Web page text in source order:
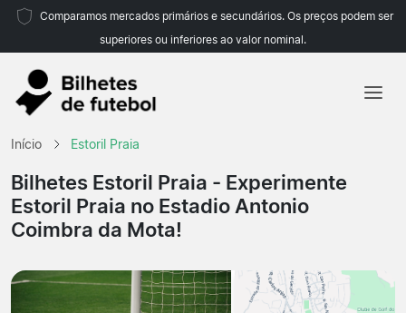
Comparamos mercados primários e secundários. Os preços podem ser
superiores ou inferiores ao valor nominal.
Equipas
Campeonatos
Agências de viagens
Início Estoril Praia
Bilhetes Estoril Praia - Experimente
Estoril Praia no Estadio Antonio
Coimbra da Mota!